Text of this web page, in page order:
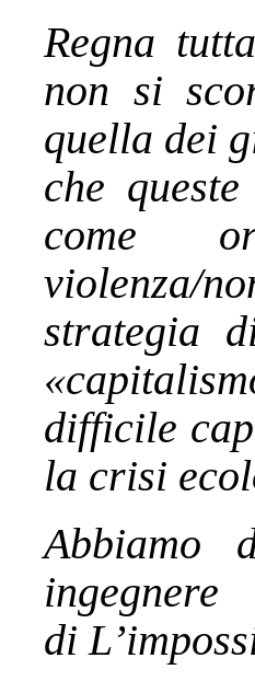
Regna
non si
quella dei
che
come
violenza/
strategia
difficile
la crisi
Abbiamo
di